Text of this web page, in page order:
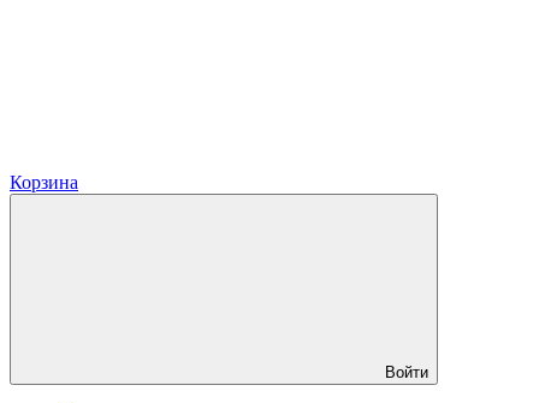
Корзина
Войти